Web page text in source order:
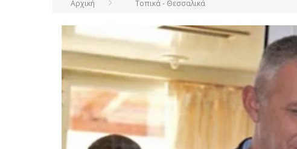
Αρχική Τοπικά - Θεσσαλικά